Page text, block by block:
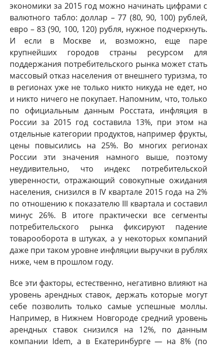
экономики за 2015 год можно начинать цифрами с
валютного табло: доллар – 77 (80, 90, 100) рублей,
евро – 83 (90, 100, 120) рубля, нужное подчеркнуть.
И если в Москве и, возможно, еще паре
крупнейших городов страны ресурсом для
поддержания потребительского рынка может стать
массовый отказ населения от внешнего туризма, то
в регионах уже не только никто никуда не едет, но
и никто ничего не покупает. Напомним, что, только
по официальным данным Росстата, инфляция в
России за 2015 год составила 13%, при этом на
отдельные категории продуктов, например фрукты,
цены повысились на 25%. Во многих регионах
России эти значения намного выше, поэтому
неудивительно, что индекс потребительской
уверенности, отражающий совокупные ожидания
населения, снизился в IV квартале 2015 года на 2%
по отношению к показателю III квартала и составил
минус 26%. В итоге практически все сегменты
потребительского рынка фиксируют падение
товарооборота в штуках, а у некоторых компаний
даже при таком уровне инфляции выручки в рублях
ниже, чем в прошлом году.
Все эти факторы, естественно, негативно влияют на
уровень арендных ставок, держать которые могут
себе позволить только самые успешные моллы.
Например, в Нижнем Новгороде средний уровень
арендных ставок снизился на 12%, по данным
компании Idem, а в Екатеринбурге — на 8% (по